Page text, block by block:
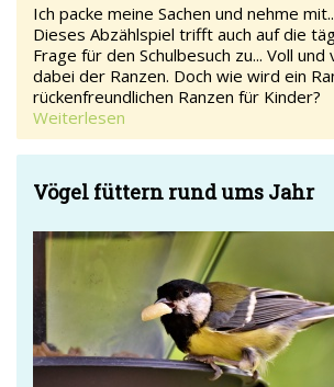
Ich packe meine Sachen und nehme
Dieses Abzählspiel trifft auch auf die
Frage für den Schulbesuch zu... Voll
dabei der Ranzen. Doch wie wird ein
rückenfreundlichen Ranzen für Kinder?
Weiterlesen
Vögel füttern rund ums Jahr